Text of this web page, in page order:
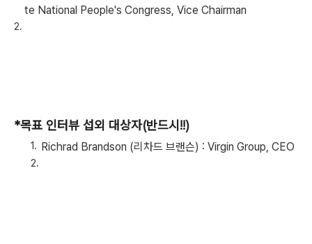
te National People's Congress, Vice Chairman
*목표 인터뷰 섭외 대상자(반드시!!)
Richrad Brandson (리차드 브랜슨) : Virgin Group, CEO